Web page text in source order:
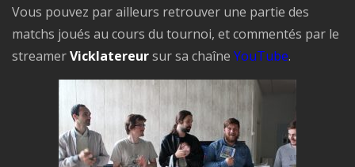
Vous pouvez par ailleurs retrouver une partie des
matchs joués au cours du tournoi, et commentés par le
streamerVicklatereursur sa chaîne YouTube.